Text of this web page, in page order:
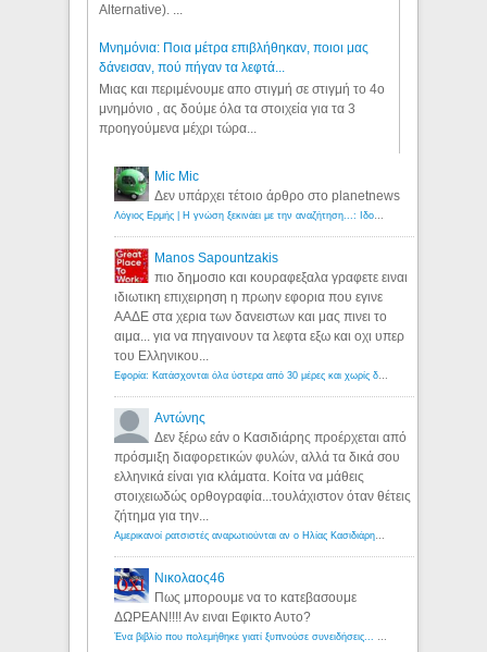
Alternative). ...
Μνημόνια: Ποια μέτρα επιβλήθηκαν, ποιοι μας
δάνεισαν, πού πήγαν τα λεφτά...
Μιας και περιμένουμε απο στιγμή σε στιγμή το 4ο
μνημόνιο , ας δούμε όλα τα στοιχεία για τα 3
προηγούμενα μέχρι τώρα...
Mic Mic
Δεν υπάρχει τέτοιο άρθρο στο planetnews
Manos Sapountzakis
πιο δημοσιο και κουραφεξαλα γραφετε ειναι
ιδιωτικη επιχειρηση η πρωην εφορια που εγινε
ΑΑΔΕ στα χερια των δανειστων και μας πινει το
αιμα... για να πηγαινουν τα λεφτα εξω και οχι υπερ
του Ελληνικου...
Αντώνης
Δεν ξέρω εάν ο Κασιδιάρης προέρχεται από
πρόσμιξη διαφορετικών φυλών, αλλά τα δικά σου
ελληνικά είναι για κλάματα. Κοίτα να μάθεις
στοιχειωδώς ορθογραφία...τουλάχιστον όταν θέτεις
ζήτημα για την...
Νικολαος46
Πως μπορουμε να το κατεβασουμε
ΔΩΡΕΑΝ!!!! Αν ειναι Εφικτο Αυτο?